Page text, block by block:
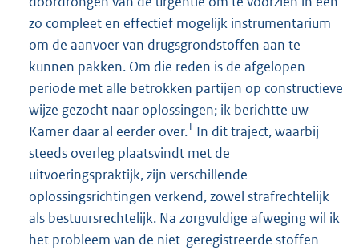
zo compleet en effectief mogelijk instrumentarium
om de aanvoer van drugsgrondstoffen aan te
kunnen pakken. Om die reden is de afgelopen
periode met alle betrokken partijen op constructieve
wijze gezocht naar oplossingen; ik berichtte uw
Kamer daar al eerder over.1 In dit traject, waarbij
steeds overleg plaatsvindt met de
uitvoeringspraktijk, zijn verschillende
oplossingsrichtingen verkend, zowel strafrechtelijk
als bestuursrechtelijk. Na zorgvuldige afweging wil ik
het probleem van de niet-geregistreerde stoffen